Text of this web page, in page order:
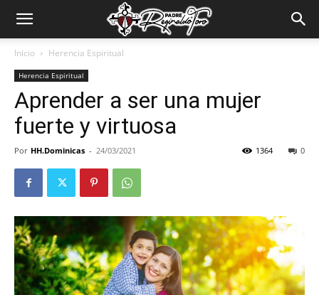
Padre
Reginaldo
Inicio Herencia Espiritual
Herencia Espiritual
Aprender a ser una mujer
fuerte y virtuosa
Por HH.Dominicas - 24/03/2021 0
1364